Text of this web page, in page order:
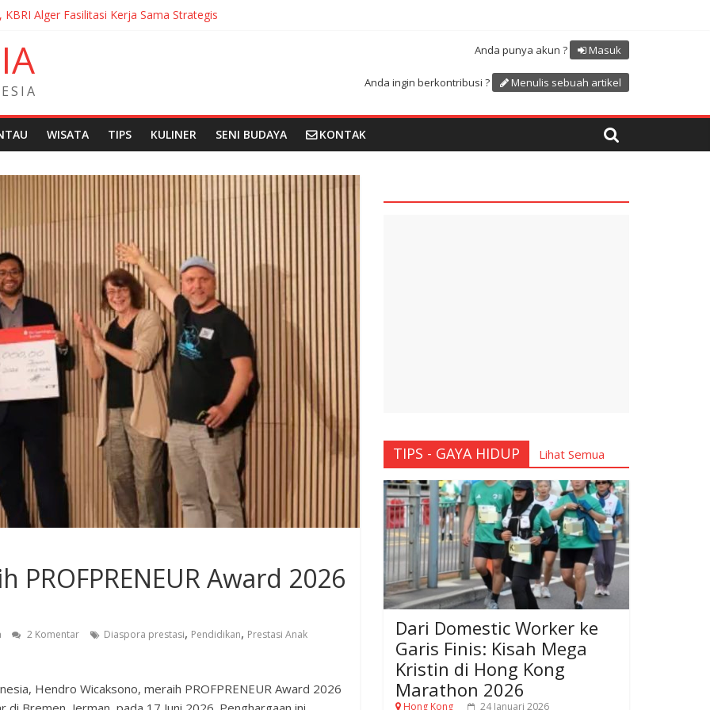
Alger Fasilitasi Kerja Sama Strategis
Merah Putih sepanjang 50 Meter di Brick Hill Hong Kong untuk menyambut HUT RI ke 81
Film Festival 2026 Montréal Kanada
Indonesia kepada Komunitas Paroki di Angola
IA
ES I A
Anda punya akun ? Masuk
Anda ingin berkontribusi ? Menulis sebuah artikel
WISATA TIPS KULINER SENI BUDAYA KONTAK
PROFPRENEUR Award 2026
2 Komentar Diaspora prestasi, Pendidikan, Prestasi Anak
Hendro Wicaksono, meraih PROFPRENEUR Award 2026
TIPS - GAYA HIDUP Lihat Semua
Dari Domestic Worker ke
Garis Finis: Kisah Mega
Kristin di Hong Kong
Marathon 2026
Hong Kong
24 Januari 2026